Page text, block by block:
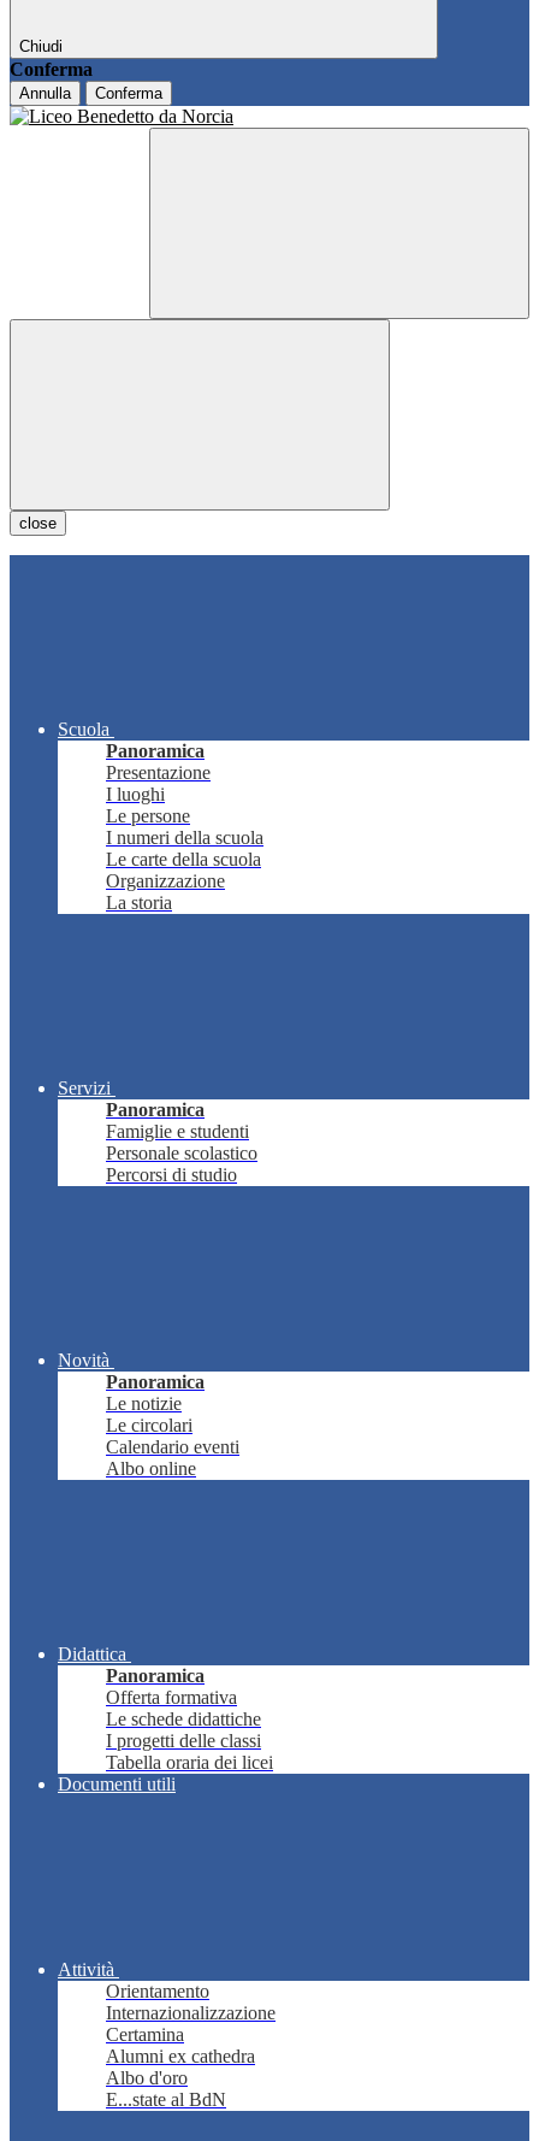
Chiudi
Conferma
Annulla Conferma
close
Scuola
Panoramica
Presentazione
I luoghi
Le persone
I numeri della scuola
Le carte della scuola
Organizzazione
La storia
Servizi
Panoramica
Famiglie e studenti
Personale scolastico
Percorsi di studio
Novità
Panoramica
Le notizie
Le circolari
Calendario eventi
Albo online
Didattica
Panoramica
Offerta formativa
Le schede didattiche
I progetti delle classi
Tabella oraria dei licei
Documenti utili
Attività
Orientamento
Internazionalizzazione
Certamina
Alumni ex cathedra
Albo d'oro
E...state al BdN